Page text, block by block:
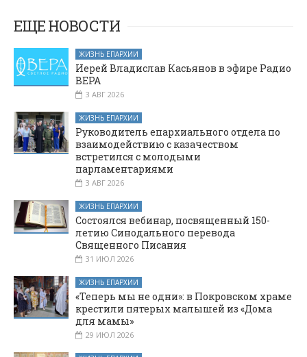
ЕЩЕ НОВОСТИ
ЖИЗНЬ ЕПАРХИИ
Иерей Владислав Касьянов в эфире Радио
ВЕРА
3 АВГ 2026
ЖИЗНЬ ЕПАРХИИ
Руководитель епархиального отдела по
взаимодействию с казачеством
встретился с молодыми
парламентариями
3 АВГ 2026
ЖИЗНЬ ЕПАРХИИ
Состоялся вебинар, посвященный 150-
летию Синодального перевода
Священного Писания
31 ИЮЛ 2026
ЖИЗНЬ ЕПАРХИИ
«Теперь мы не одни»: в Покровском храме
крестили пятерых малышей из «Дома
для мамы»
29 ИЮЛ 2026